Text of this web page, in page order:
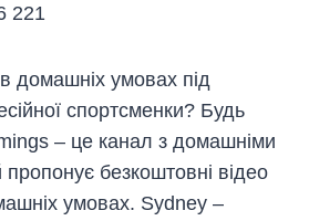
221
домашніх умовах під
спортсменки? Будь
– це канал з домашніми
безкоштовні відео
умовах. Sydney –